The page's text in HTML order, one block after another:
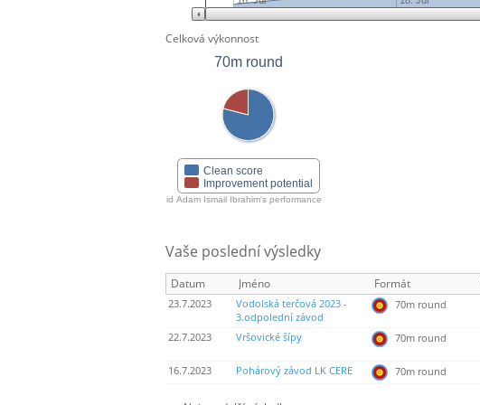
Celková výkonnost
70m round
Clean score
Improvement potential
Mujahid Adam Ismail Ibrahim's performance
Vaše poslední výsledky
Datum Jméno Formát
23.7.2023
Vodolská terčová 2023 -
3.odpolední závod
70m round
22.7.2023 Vršovické šípy 70m round
16.7.2023
Pohárový závod LK CERE 70m round